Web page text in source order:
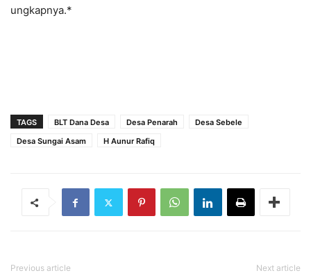
ungkapnya.*
TAGS BLT Dana Desa Desa Penarah
Desa Sebele
Desa Sungai Asam
H Aunur Rafiq
Previous article Next article